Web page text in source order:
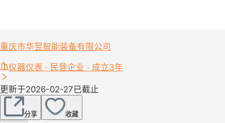
重庆市华翌智能装备有限公司
仪器仪表 · 民营企业 · 成立3年
更新于2026-02-27已截止
分享 收藏